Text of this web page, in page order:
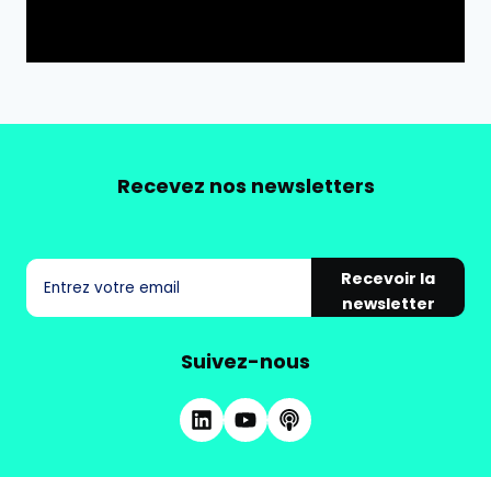
Recevez nos newsletters
Recevoir la
newsletter
Suivez-nous